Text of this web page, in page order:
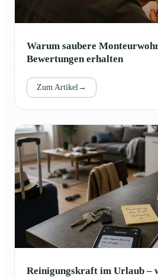
Warum saubere
Bewertungen erhalten
Zum Artikel →
Reinigungskraft im Urlaub –